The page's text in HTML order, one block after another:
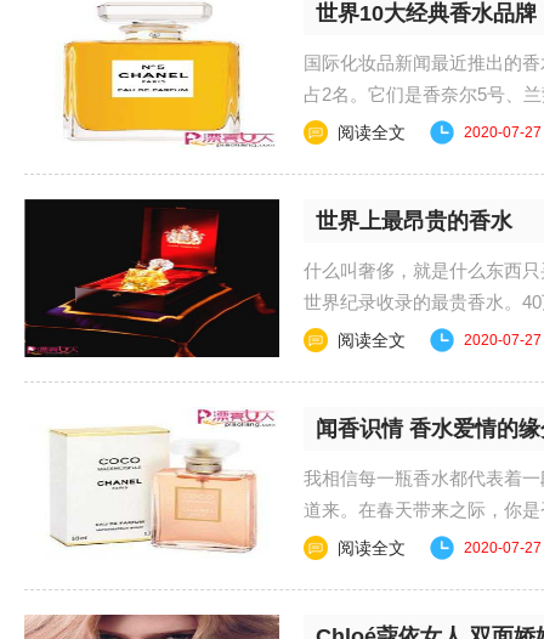
世界10大经典香水品牌
国际化妆品新闻最近推出的
占2名。它们是香奈尔5号、
兰鸦片，让 保罗......
阅读全文 2020-07-27
世界上最昂贵的香水
什么叫奢侈，就是什么东西
世界纪录收录的最贵香水。
阅读全文 2020-07-27
闻香识情 香水爱情的
我相信每一瓶香水都代表着
道来。在春天带来之际，你
俘获他的心，让他闻香识...
阅读全文 2020-07-27